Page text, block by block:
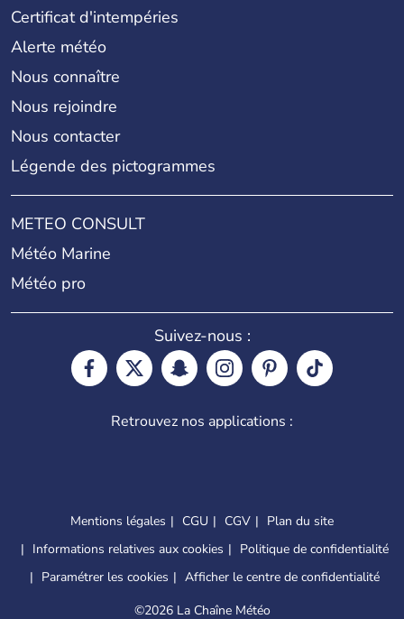
Certificat d'intempéries
Alerte météo
Nous connaître
Nous rejoindre
Nous contacter
Légende des pictogrammes
METEO CONSULT
Météo Marine
Météo pro
Suivez-nous :
Retrouvez nos applications :
Mentions légales CGU CGV
Plan du site
Informations relatives aux cookies
Politique de confidentialité
Paramétrer les cookies
Afficher le centre de confidentialité
©2026 La Chaîne Météo